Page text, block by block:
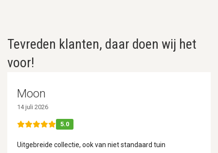
Tevreden klanten, daar doen wij het
voor!
Moon
14 juli 2026
5.0
Uitgebreide collectie, ook van niet standaard tuin